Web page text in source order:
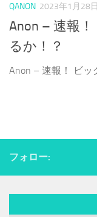
QANON 2023年1月28日
Anon – 速報
るか！？
Anon – 速報！ ビッ
フォロー: